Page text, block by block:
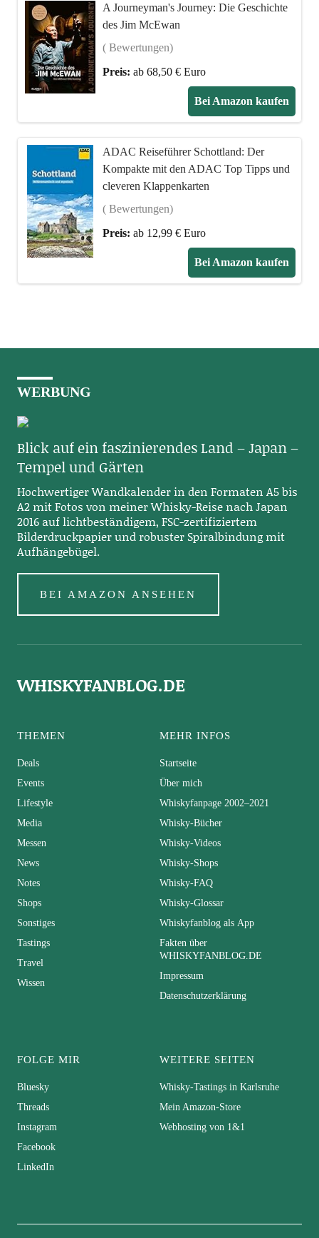
A Journeyman's Journey: Die Geschichte
des Jim McEwan
( Bewertungen)
Preis: ab 68,50 € Euro
Bei Amazon kaufen
ADAC Reiseführer Schottland: Der
Kompakte mit den ADAC Top Tipps und
cleveren Klappenkarten
( Bewertungen)
Preis: ab 12,99 € Euro
Bei Amazon kaufen
WERBUNG
Blick auf ein faszinierendes Land – Japan –
Tempel und Gärten
Hochwertiger Wandkalender in den Formaten A5 bis
A2 mit Fotos von meiner Whisky-Reise nach Japan
2016 auf lichtbeständigem, FSC-zertifiziertem
Bilderdruckpapier und robuster Spiralbindung mit
Aufhängebügel.
BEI AMAZON ANSEHEN
WHISKYFANBLOG.DE
THEMEN
Deals
Events
Lifestyle
Media
Messen
News
Notes
Shops
Sonstiges
Tastings
Travel
Wissen
MEHR INFOS
Startseite
Über mich
Whiskyfanpage 2002–2021
Whisky-Bücher
Whisky-Videos
Whisky-Shops
Whisky-FAQ
Whisky-Glossar
Whiskyfanblog als App
Fakten über
WHISKYFANBLOG.DE
Impressum
Datenschutzerklärung
FOLGE MIR
Bluesky
Threads
Instagram
Facebook
LinkedIn
WEITERE SEITEN
Whisky-Tastings in Karlsruhe
Mein Amazon-Store
Webhosting von 1&1